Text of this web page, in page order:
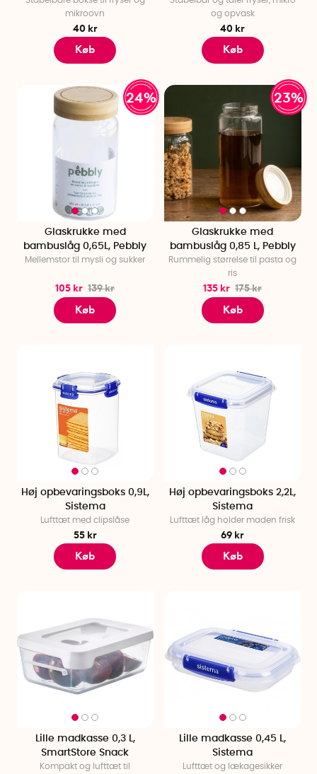
mikroovn
40 kr
Køb
og opvask
40 kr
Køb
24%
Glaskrukke med
bambuslåg 0,65L, Pebbly
Mellemstor til mysli og sukker
105 kr 139 kr
Køb
23%
Glaskrukke med
bambuslåg 0,85 L, Pebbly
Rummelig størrelse til pasta og
ris
135 kr 175 kr
Køb
Høj opbevaringsboks 0,9L,
Sistema
Lufttæt med clipslåse
55 kr
Køb
Høj opbevaringsboks 2,2L,
Sistema
Lufttæt låg holder maden frisk
69 kr
Køb
Lille madkasse 0,3 L,
SmartStore Snack
Kompakt og lufttæt til
Lille madkasse 0,45 L,
Sistema
Lufttæt og lækagesikker